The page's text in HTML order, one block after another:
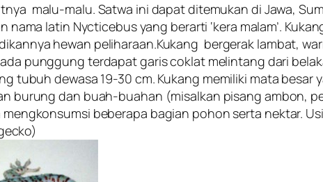
malu-malu. Satwa ini dapat ditemukan di Jawa,
nama latin Nycticebus yang berarti ‘kera malam’.
hewan peliharaan.Kukang bergerak lambat,
punggung terdapat garis coklat melintang dari
tubuh dewasa 19-30 cm. Kukang memiliki mata
burung dan buah-buahan (misalkan pisang ambon,
beberapa bagian pohon serta nektar.